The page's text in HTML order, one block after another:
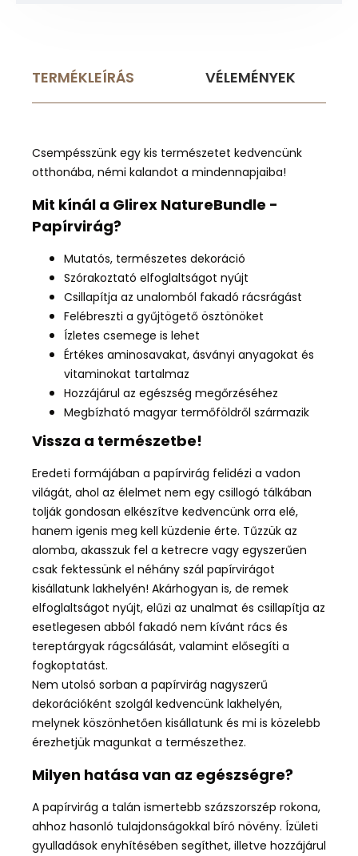
TERMÉKLEÍRÁS VÉLEMÉNYEK
Csempésszünk egy kis természetet kedvencünk
otthonába, némi kalandot a mindennapjaiba!
Mit kínál a Glirex NatureBundle -
Papírvirág?
Mutatós, természetes dekoráció
Szórakoztató elfoglaltságot nyújt
Csillapítja az unalomból fakadó rácsrágást
Felébreszti a gyűjtögető ösztönöket
Ízletes csemege is lehet
Értékes aminosavakat, ásványi anyagokat és
vitaminokat tartalmaz
Hozzájárul az egészség megőrzéséhez
Megbízható magyar termőföldről származik
Vissza a természetbe!
Eredeti formájában a papírvirág felidézi a vadon
világát, ahol az élelmet nem egy csillogó tálkában
tolják gondosan elkészítve kedvencünk orra elé,
hanem igenis meg kell küzdenie érte. Tűzzük az
alomba, akasszuk fel a ketrecre vagy egyszerűen
csak fektessünk el néhány szál papírvirágot
kisállatunk lakhelyén! Akárhogyan is, de remek
elfoglaltságot nyújt, elűzi az unalmat és csillapítja az
esetlegesen abból fakadó nem kívánt rács és
tereptárgyak rágcsálását, valamint elősegíti a
fogkoptatást.
Nem utolsó sorban a papírvirág nagyszerű
dekorációként szolgál kedvencünk lakhelyén,
melynek köszönhetően kisállatunk és mi is közelebb
érezhetjük magunkat a természethez.
Milyen hatása van az egészségre?
A papírvirág a talán ismertebb százszorszép rokona,
ahhoz hasonló tulajdonságokkal bíró növény. Ízületi
gyulladások enyhítésében segíthet, illetve hozzájárul